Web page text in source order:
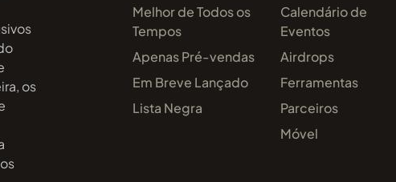
os
Melhor de Todos os
Tempos
Apenas Pré-vendas
Em Breve Lançado
Lista Negra
Calendário de
Eventos
Airdrops
Ferramentas
Parceiros
Móvel